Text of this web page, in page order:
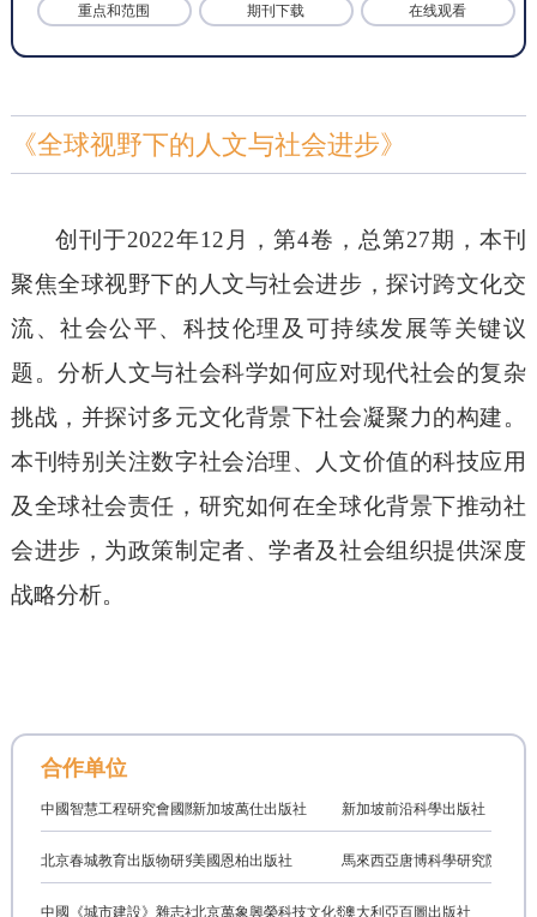
重点和范围 期刊下载 在线观看
《全球视野下的人文与社会进步》
创刊 于2022年12月，第4卷，总第27期，本刊
聚焦全球视野下的人文与社会进步，探讨跨文化交
流、社会公平、科技伦理及可持续发展等关键议
题。分析人文与社会科学如何应对现代社会的复杂
挑战，并探讨多元文化背景下社会凝聚力的构建。
本刊特别关注数字社会治理、人文价值的科技应用
及全球社会责任，研究如何在全球化背景下推动社
会进步，为政策制定者、学者及社会组织提供深度
战略分析。
合作单位
中國智慧工程研究會國際學術交流專業委員會
新加坡萬仕出版社 新加坡前沿科學出版社
北京春城教育出版物研究中心美國恩柏出版社 馬來西亞唐博科學研究院
中國《城市建設》雜志社北京萬象興榮科技文化發展有限公司
澳大利亞百圖出版社